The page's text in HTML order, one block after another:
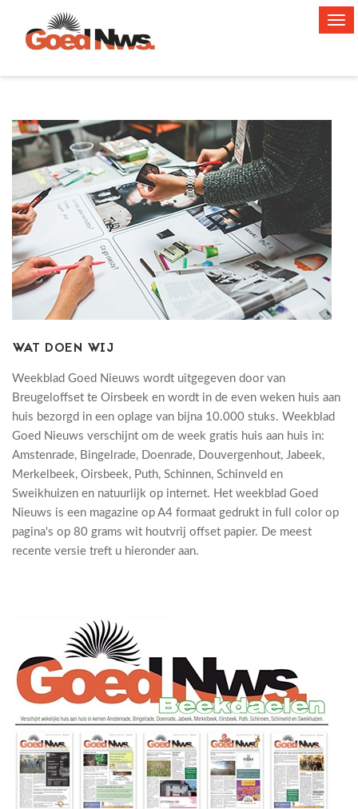
WAT DOEN WIJ
Weekblad Goed Nieuws wordt uitgegeven door van
Breugeloffset te Oirsbeek en wordt in de even weken huis aan
huis bezorgd in een oplage van bijna 10.000 stuks. Weekblad
Goed Nieuws verschijnt om de week gratis huis aan huis in:
Amstenrade, Bingelrade, Doenrade, Douvergenhout, Jabeek,
Merkelbeek, Oirsbeek, Puth, Schinnen, Schinveld en
Sweikhuizen en natuurlijk op internet. Het weekblad Goed
Nieuws is een magazine op A4 formaat gedrukt in full color op
pagina's op 80 grams wit houtvrij offset papier. De meest
recente versie treft u hieronder aan.